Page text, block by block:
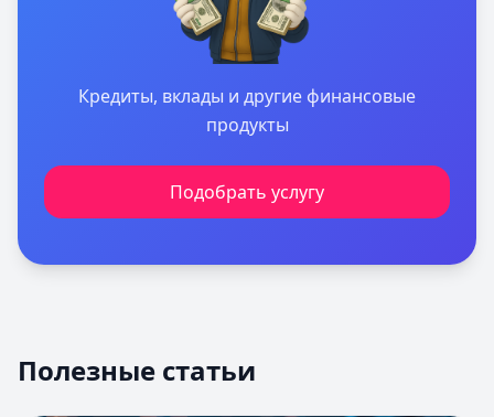
Кредиты, вклады и другие финансовые
продукты
Подобрать услугу
Полезные статьи